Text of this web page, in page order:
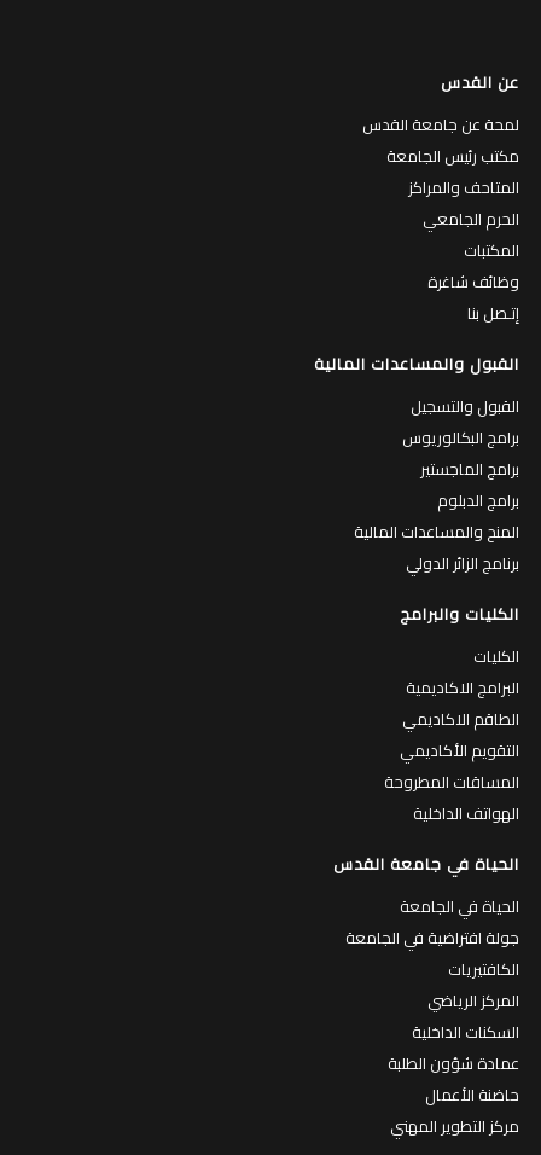
عن القدس
لمحة عن جامعة القدس
مكتب رئيس الجامعة
المتاحف والمراكز
الحرم الجامعي
المكتبات
وظائف شاغرة
إتـصل بنا
القبول والمساعدات المالية
القبول والتسجيل
برامج البكالوريوس
برامج الماجستير
برامج الدبلوم
المنح والمساعدات المالية
برنامج الزائر الدولي
الكليات والبرامج
الكليات
البرامج الاكاديمية
الطاقم الاكاديمي
التقويم الأكاديمي
المساقات المطروحة
الهواتف الداخلية
الحياة في جامعة القدس
الحياة في الجامعة
جولة افتراضية في الجامعة
الكافتيريات
المركز الرياضي
السكنات الداخلية
عمادة شؤون الطلبة
حاضنة الأعمال
مركز التطوير المهني